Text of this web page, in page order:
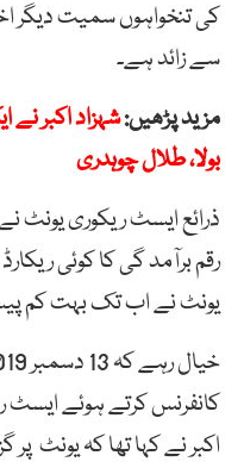
کی تنخواہوں سمیت دیگر
سے زائد ہے۔
مزید پڑھیں:شہزاد اکبر نے
بولا، طلال چوہدری
ذرائع ایسٹ ریکوری
رقم برآمد گی کا کوئی
یونٹ نے اب تک بہت کم
کانفرنس کرتے ہوئے ایسٹ